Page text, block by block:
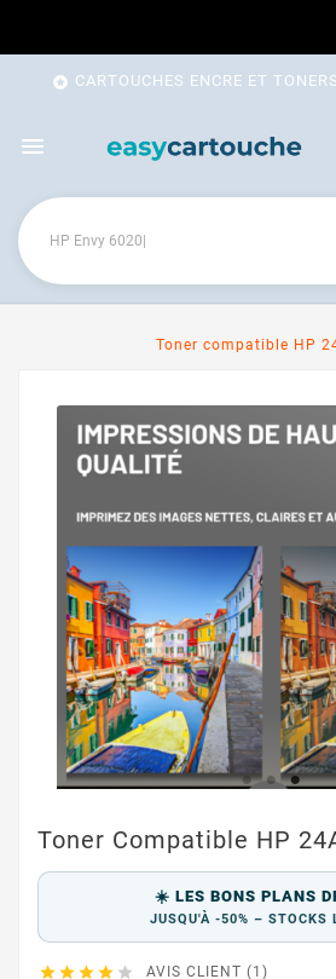
 CARTOUCHES ENCRE ET

Toner compatible HP
Toner Compatible HP
☀️ LES BONS PLANS
JUSQU'À -50% – STOCKS
     AVIS CLIENT (1)